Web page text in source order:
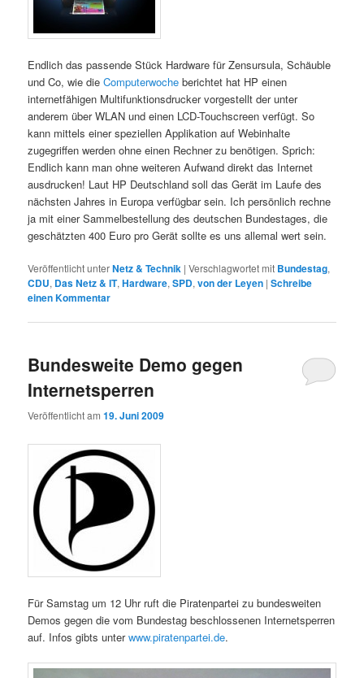
Endlich das passende Stück Hardware für Zensursula, Schäuble
und Co, wie dieComputerwoche berichtet hat HP einen
internetfähigen Multifunktionsdrucker vorgestellt der unter
anderem über WLAN und einen LCD-Touchscreen verfügt. So
kann mittels einer speziellen Applikation auf Webinhalte
zugegriffen werden ohne einen Rechner zu benötigen. Sprich:
Endlich kann man ohne weiteren Aufwand direkt das Internet
ausdrucken! Laut HP Deutschland soll das Gerät im Laufe des
nächsten Jahres in Europa verfügbar sein. Ich persönlich rechne
ja mit einer Sammelbestellung des deutschen Bundestages, die
geschätzten 400 Euro pro Gerät sollte es uns allemal wert sein.
Veröffentlicht unterNetz & Technik |Verschlagwortet mit Bundestag,
CDU, Das Netz & IT,Hardware,SPD,von der Leyen |Schreibe
einen Kommentar
Bundesweite Demo gegen
Internetsperren
Veröffentlicht am19. Juni 2009
Für Samstag um 12 Uhr ruft die Piratenpartei zu bundesweiten
Demos gegen die vom Bundestag beschlossenen Internetsperren
auf. Infos gibts unterwww.piratenpartei.de.